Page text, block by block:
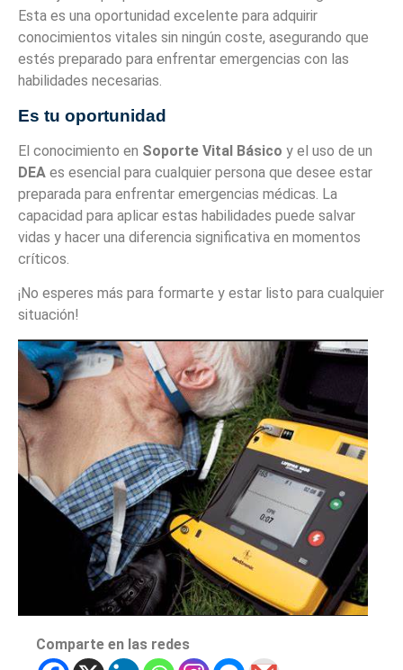
Esta es una oportunidad excelente para adquirir
conocimientos vitales sin ningún coste, asegurando que
estés preparado para enfrentar emergencias con las
habilidades necesarias.
Es tu oportunidad
El conocimiento en Soporte Vital Básico y el uso de un
DEA es esencial para cualquier persona que desee estar
preparada para enfrentar emergencias médicas. La
capacidad para aplicar estas habilidades puede salvar
vidas y hacer una diferencia significativa en momentos
críticos.
¡No esperes más para formarte y estar listo para cualquier
situación!
Comparte en las redes